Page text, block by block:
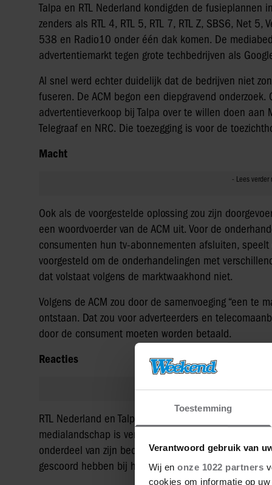
Toestemming
Verantwoord gebruik van
Wij en onze 1022 partners
cookies om informatie op
Talpa en RTL Nederland kondigden de
zenders als RTL 4, RTL 5, RTL 7, RTL Z, SBS6, Net
538 en Radio10 onder één dak komen. De
advertentiemarkt tegen grote techbedrijven als
Al snel werd echter duidelijk dat de bedrijven niet
fuseren. De ACM begon een diepgravend onderzoek.
advertentieverkoop bij Talpa over te willen doen
Telegraaf en NRC. Die toezegging is voor de
Macht
Ook als de voorgestelde oplossing zou zijn
een woordvoerder van de ACM uit. Voor de
consumenten hun tv-abonnementen afsluiten,
voorgesteld om de onderhandelingen met
dat volstaat volgens de marktwaakhond niet.
Volgens de ACM zou door de samenvoeging “een
ontstaan. Dat zou voor adverteerders en
door de consument moeten worden betaald.
Reacties
RTL Nederland en Talpa menen dat de ACM niet
medialandschap is veranderd. Topman Thomas Rabe
onderdeel van zijn bedrijf blijft. “Het is zeer
gescoord hebben bij het publiek in 2022.”